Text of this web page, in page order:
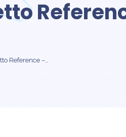
Reference –…